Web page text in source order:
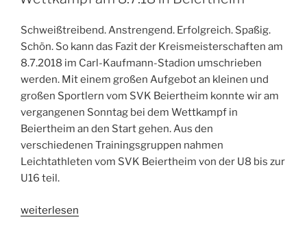
Schweißtreibend. Anstrengend. Erfolgreich. Spaßig.
Schön. So kann das Fazit der Kreismeisterschaften am
8.7.2018 im Carl-Kaufmann-Stadion umschrieben
werden. Mit einem großen Aufgebot an kleinen und
großen Sportlern vom SVK Beiertheim konnte wir am
vergangenen Sonntag bei dem Wettkampf in
Beiertheim an den Start gehen. Aus den
verschiedenen Trainingsgruppen nahmen
Leichtathleten vom SVK Beiertheim von der U8 bis zur
U16 teil.
„Wettkampf
weiterlesen